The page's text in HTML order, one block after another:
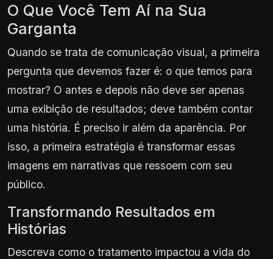
O Que Você Tem Aí na Sua
Garganta
Quando se trata de comunicação visual, a primeira
pergunta que devemos fazer é: o que temos para
mostrar? O antes e depois não deve ser apenas
uma exibição de resultados; deve também contar
uma história. É preciso ir além da aparência. Por
isso, a primeira estratégia é transformar essas
imagens em narrativas que ressoem com seu
público.
Transformando Resultados em
Histórias
Descreva como o tratamento impactou a vida do